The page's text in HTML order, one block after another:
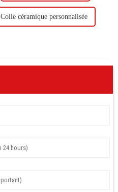
Colle céramique personnalisée